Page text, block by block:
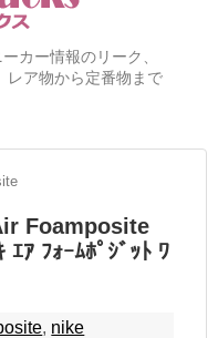
カー情報のリーク、
レア物から定番物まで
Foamposite
ｱ ﾌｫｰﾑﾎﾟｼﾞｯﾄ ﾜ
, nike